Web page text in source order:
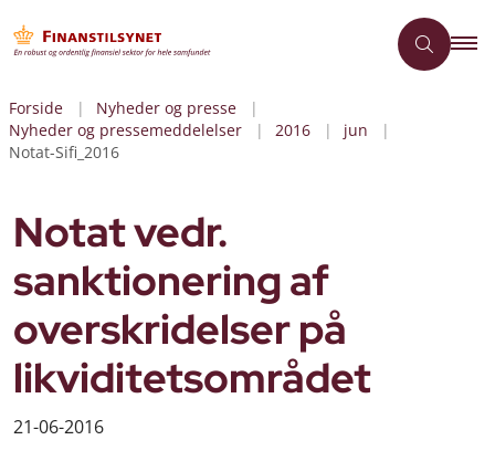
Forside
Nyheder og presse
Nyheder og pressemeddelelser
2016
jun
Notat-Sifi_2016
Notat vedr.
sanktionering af
overskridelser på
likviditetsområdet
21-06-2016